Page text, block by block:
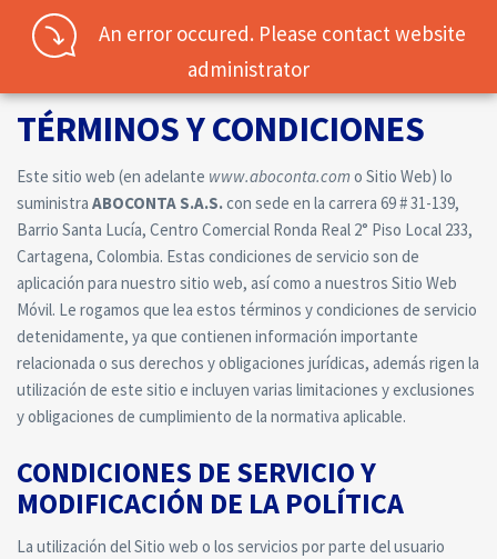
Username
Password
Connect with:
Forgot
password? SIGN IN
Remember me
TÉRMINOS Y CONDICIONES
TÉRMINOS Y CONDICIONES
Este sitio web (en adelante www.aboconta.com o Sitio Web) lo
suministra ABOCONTA S.A.S.con sede en la carrera 69 # 31-139,
Barrio Santa Lucía, Centro Comercial Ronda Real 2° Piso Local 233,
Cartagena, Colombia. Estas condiciones de servicio son de
aplicación para nuestro sitio web, así como a nuestros Sitio Web
Móvil. Le rogamos que lea estos términos y condiciones de servicio
detenidamente, ya que contienen información importante
relacionada o sus derechos y obligaciones jurídicas, además rigen la
utilización de este sitio e incluyen varias limitaciones y exclusiones
y obligaciones de cumplimiento de la normativa aplicable.
CONDICIONES DE SERVICIO Y
MODIFICACIÓN DE LA POLÍTICA
La utilización del Sitio web o los servicios por parte del usuario
An error occured. Please contact website
administrator